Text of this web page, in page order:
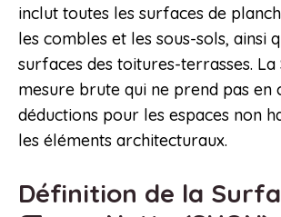
inclut toutes les surfaces de
les combles et les sous-sols, ainsi
surfaces des toitures-terrasses. La
mesure brute qui ne prend pas en
déductions pour les espaces non
les éléments architecturaux.
Définition de la